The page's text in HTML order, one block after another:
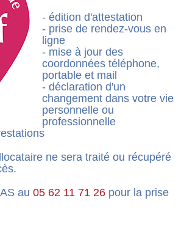
- édition d'attestation
- prise de rendez-vous en
ligne
- mise à jour des
coordonnées téléphone,
portable et mail
- déclaration d'un
changement dans votre vie
personnelle ou
professionnelle
ne sera traité ou récupéré
au 05 62 11 71 26 pour la prise